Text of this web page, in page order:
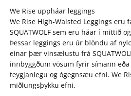
We Rise uppháar leggings
We Rise High-Waisted Leggings eru
SQUATWOLF sem eru háar í mittið
Þessar leggings eru úr blöndu af
einar þær vinsælustu frá
innbyggðum vösum fyrir símann
teygjanlegu og ógegnsæu efni. We
miðlungsþykku efni.